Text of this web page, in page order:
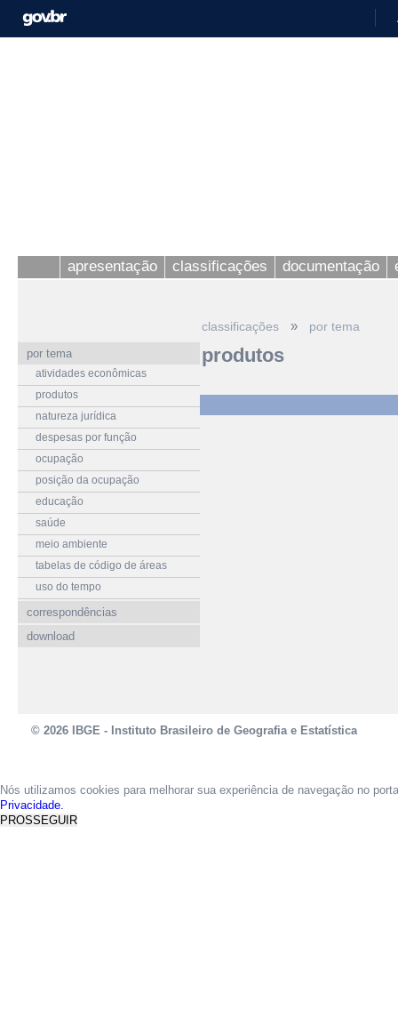
apresentação classificações documentação
por tema
atividades econômicas
produtos
natureza jurídica
despesas por função
ocupação
posição da ocupação
educação
saúde
meio ambiente
tabelas de código de áreas
uso do tempo
correspondências
download
classificações » por tema
produtos
© 2026 IBGE - Instituto Brasileiro de Geografia e Estatística
Nós utilizamos cookies para melhorar sua experiência de navegação no
Privacidade.
PROSSEGUIR